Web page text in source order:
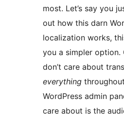
most. Let’s say you
out how this darn
localization works,
you a simpler option.
don’t care about
everything
WordPress admin
care about is the